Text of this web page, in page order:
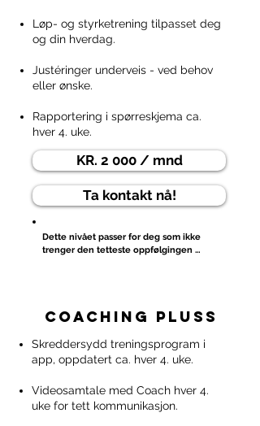
Løp- og styrketrening tilpasset deg
og din hverdag.
Justéringer underveis - ved behov
eller ønske.​​​​​
Rapportering i spørreskjema ca.
hver 4. uke.
KR. 2 000 / mnd
Ta kontakt nå!
Dette nivået passer for deg som ikke
trenger den tetteste oppfølgingen
optimalisering mot løp.
Du ønsker et program som er enkelt å
forholde seg til, uten alle
optimaliseringene som følger med de
Dette kan passe for mosjonister, hvor
coaching pluss
Skreddersydd treningsprogram i
app, oppdatert ca. hver 4. uke.​
Videosamtale med Coach hver 4.
uke for tett kommunikasjon.